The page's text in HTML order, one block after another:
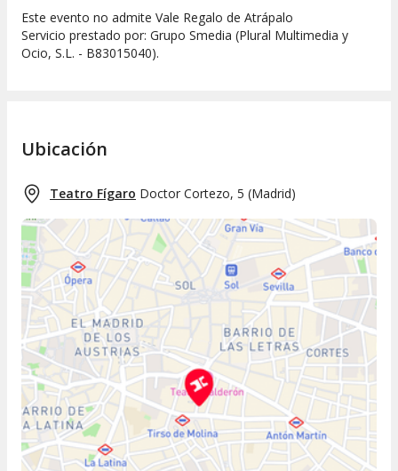
Este evento no admite Vale Regalo de Atrápalo
Servicio prestado por: Grupo Smedia (Plural Multimedia y
Ocio, S.L. - B83015040).
Ubicación
Teatro Fígaro Doctor Cortezo, 5 (Madrid)